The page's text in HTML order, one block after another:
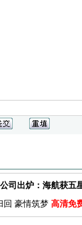
司出炉：海航获五
回 豪情筑梦 高清免